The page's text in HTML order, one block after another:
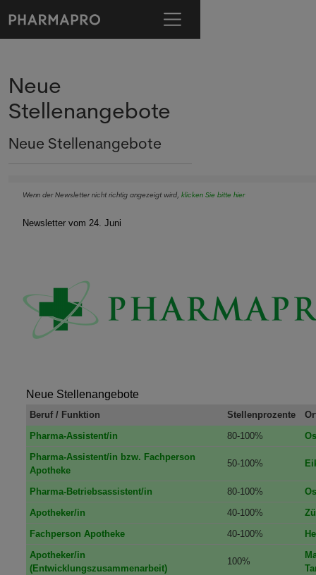
Neue
Stellenangebote
Neue Stellenangebote
Wenn der Newsletter nicht richtig angezeigt wird, klicken Sie bitte hier
Newsletter vom 24. Juni
Neue Stellenangebote
Beruf / Funktion Stellenprozente
Pharma-Assistent/in
80-100%
Pharma-Assistent/in bzw. Fachperson
Apotheke
50-100%
Pharma-Betriebsassistent/in 80-100%
Apotheker/in
40-100%
Fachperson Apotheke
40-100%
Apotheker/in
(Entwicklungszusammenarbeit)
100%